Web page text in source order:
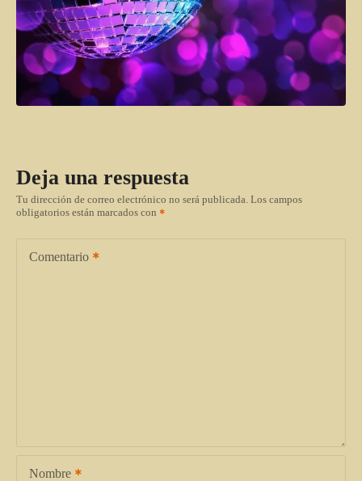
Deja una respuesta
Tu dirección de correo electrónico no será publicada. Los campos
obligatorios están marcados con
Comentario
Nombre